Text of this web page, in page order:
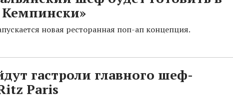
Кемпински»
новая ресторанная поп-ап концепция.
гастроли главного шеф-
Paris